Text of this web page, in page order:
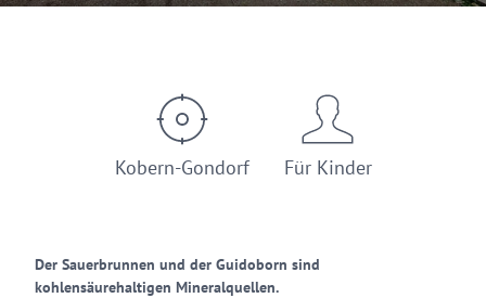
Kobern-Gondorf Für Kinder
Der Sauerbrunnen und der Guidoborn sind
kohlensäurehaltigen Mineralquellen.